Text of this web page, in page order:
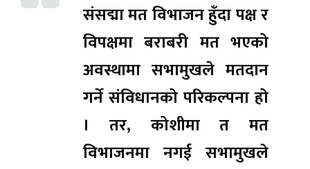
संसद्मा मत विभाजन हुँदा पक्ष र
विपक्षमा बराबरी मत भएको
अवस्थामा सभामुखले मतदान
गर्ने संविधानको परिकल्पना हो
। तर, कोशीमा त मत
विभाजनमा नगई सभामुखले